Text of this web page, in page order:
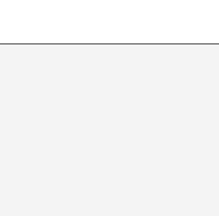
Pérez Soler escribía a partir de
Un booktrailer es un
del último libro de Eloy